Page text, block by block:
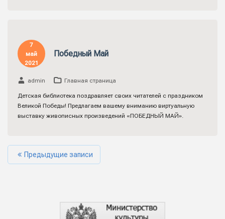
7
май
2021
Победный Май
admin Главная страница
Детская библиотека поздравляет своих читателей с праздником
Великой Победы! Предлагаем вашему вниманию виртуальную
выставку живописных произведений «ПОБЕДНЫЙ МАЙ».
Предыдущие записи